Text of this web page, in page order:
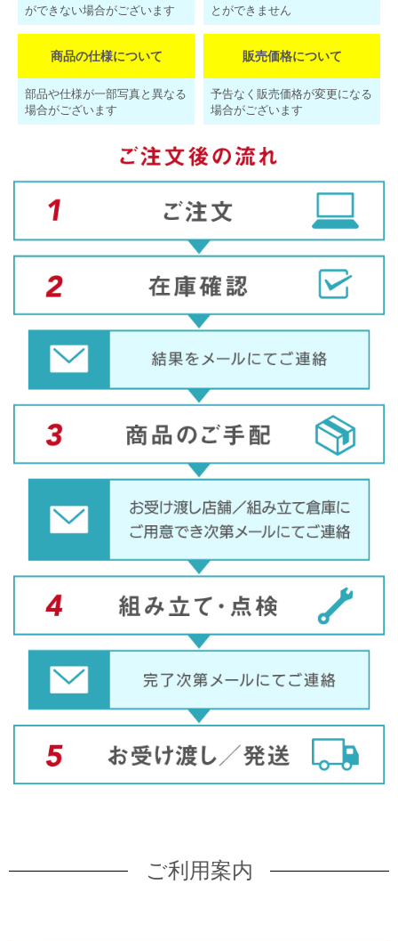
ができない場合がございます
とができません
商品の仕様について
部品や仕様が一部写真と異なる
場合がございます
販売価格について
予告なく販売価格が変更になる
場合がございます
ご利用案内